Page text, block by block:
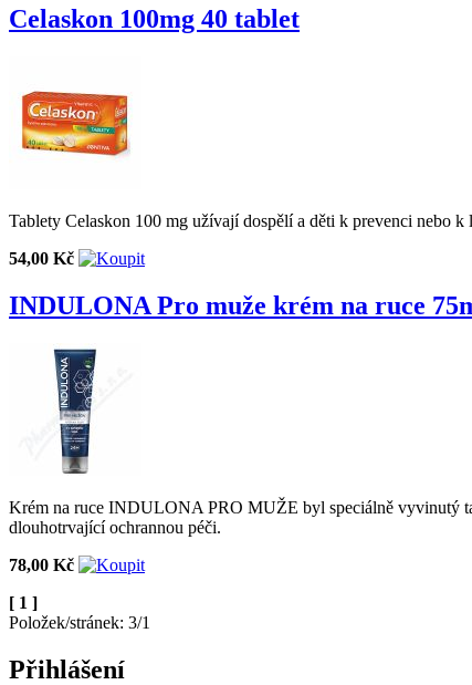
Celaskon 100mg 40 tablet
Tablety Celaskon 100 mg užívají dospělí a děti k prevenci nebo
54,00 Kč
INDULONA Pro muže krém na ruce
Krém na ruce INDULONA PRO MUŽE byl speciálně vyvinutý
dlouhotrvající ochrannou péči.
78,00 Kč
[ 1 ]
Položek/stránek: 3/1
Přihlášení